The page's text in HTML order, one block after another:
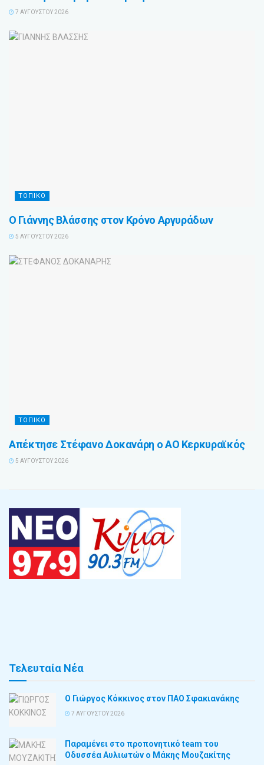
7 ΑΥΓΟΎΣΤΟΥ 2026
ΤΟΠΙΚΟ
Ο Γιάννης Βλάσσης στον Κρόνο Αργυράδων
5 ΑΥΓΟΎΣΤΟΥ 2026
ΤΟΠΙΚΟ
Απέκτησε Στέφανο Δοκανάρη ο ΑΟ Κερκυραϊκός
5 ΑΥΓΟΎΣΤΟΥ 2026
Τελευταία Νέα
Ο Γιώργος Κόκκινος στον ΠΑΟ Σφακιανάκης
7 ΑΥΓΟΎΣΤΟΥ 2026
Παραμένει στο προπονητικό team του
Οδυσσέα Αυλιωτών ο Μάκης Μουζακίτης